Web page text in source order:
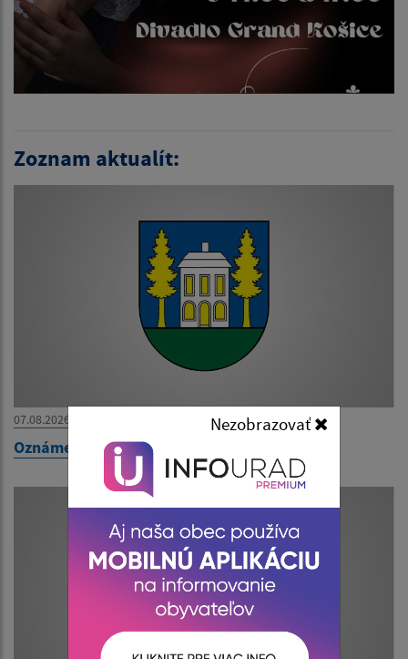
Nezobrazovať
Zoznam aktualít:
07.08.2026
Oznámenie o uložení zásielky pán Kopaničak